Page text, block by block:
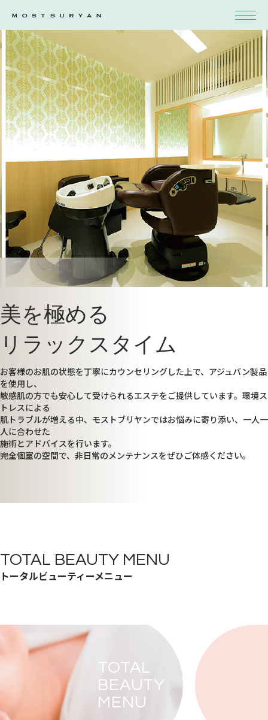
美を極める
リラックスタイム
お客様のお肌の状態を丁寧にカウンセリングした上で、アジュバン製品
を使用し、
敏感肌の方でも安心して受けられるエステをご提供しています。環境ス
トレスによる
肌トラブルが増える中、モストブリヤンではお悩みに寄り添い、一人一
人に合わせた
施術とアドバイスを行います。
完全個室の空間で、非日常のメンテナンスをぜひご体感ください。
TOTAL BEAUTY MENU
トータルビューティーメニュー
TOTAL
BEAUTY
MENU